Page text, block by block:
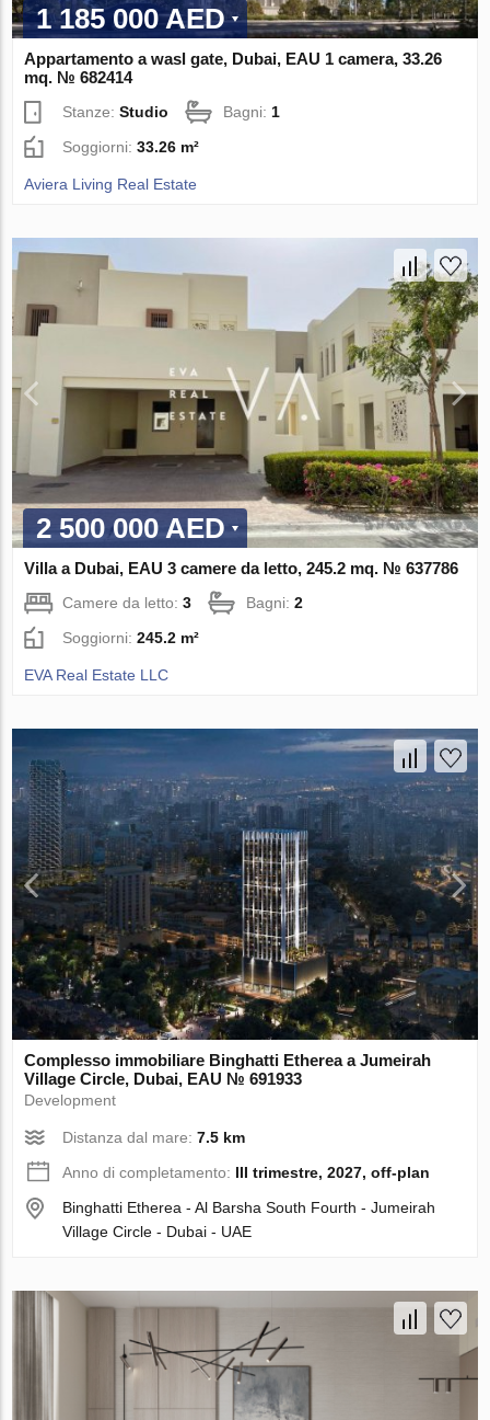
1 185 000 AED
Appartamento a wasl gate, Dubai, EAU 1 camera, 33.26
mq. № 682414
Stanze:Studio Bagni: 1
Soggiorni:33.26 m²
Aviera Living Real Estate
2 500 000 AED
Villa a Dubai, EAU 3 camere da letto, 245.2 mq. № 637786
Camere da letto:3 Bagni:2
Soggiorni:245.2 m²
EVA Real Estate LLC
Complesso immobiliare Binghatti Etherea a Jumeirah
Village Circle, Dubai, EAU № 691933
Development
Distanza dal mare:7.5 km
Anno di completamento: III trimestre, 2027, off-plan
Binghatti Etherea - Al Barsha South Fourth - Jumeirah
Village Circle - Dubai - UAE